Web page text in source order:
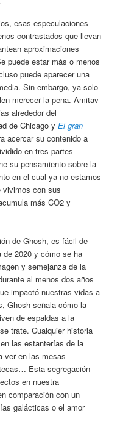
esas especulaciones
contrastados que llevan
aproximaciones
puede estar más o menos
puede aparecer una
Sin embargo, ya solo
merecer la pena. Amitav
alrededor del
de Chicago yEl gran
acercar su contenido a
en tres partes
su pensamiento sobre la
en el cual ya no estamos
vivimos con sus
más CO2 y
de Ghosh, es fácil de
de 2020 y cómo se ha
y semejanza de la
al menos dos años
impactó nuestras vidas a
Ghosh señala cómo la
de espaldas a la
trate. Cualquier historia
las estanterías de la
ver en las mesas
Esta segregación
en nuestra
comparación con un
galácticas o el amor